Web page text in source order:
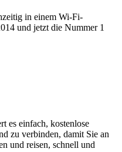
in einem Wi-Fi-
und jetzt die Nummer 1
es einfach, kostenlose
zu verbinden, damit Sie an
und reisen, schnell und